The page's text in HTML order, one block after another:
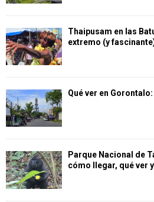
Thaipusam en las
extremo (y
Qué ver en
Parque Nacional de
cómo llegar, qué ver